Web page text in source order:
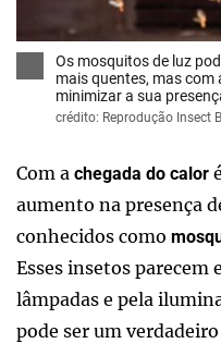
Os mosquitos de luz
mais quentes, mas com
minimizar a sua
crédito: Reprodução Insect
Com a chegada do calor
aumento na presença
conhecidos como
Esses insetos parecem
lâmpadas e pela
pode ser um